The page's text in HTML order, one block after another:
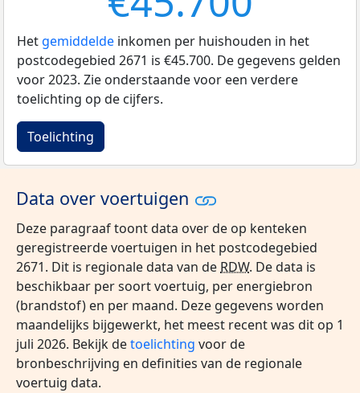
Het gemiddelde inkomen per huishouden in het
postcodegebied 2671 is €45.700. De gegevens gelden
voor 2023. Zie onderstaande voor een verdere
toelichting op de cijfers.
Toelichting
Data over voertuigen
Deze paragraaf toont data over de op kenteken
geregistreerde voertuigen in het postcodegebied
2671. Dit is regionale data van de RDW. De data is
beschikbaar per soort voertuig, per energiebron
(brandstof) en per maand. Deze gegevens worden
maandelijks bijgewerkt, het meest recent was dit op 1
juli 2026. Bekijk detoelichting voor de
bronbeschrijving en definities van de regionale
voertuig data.